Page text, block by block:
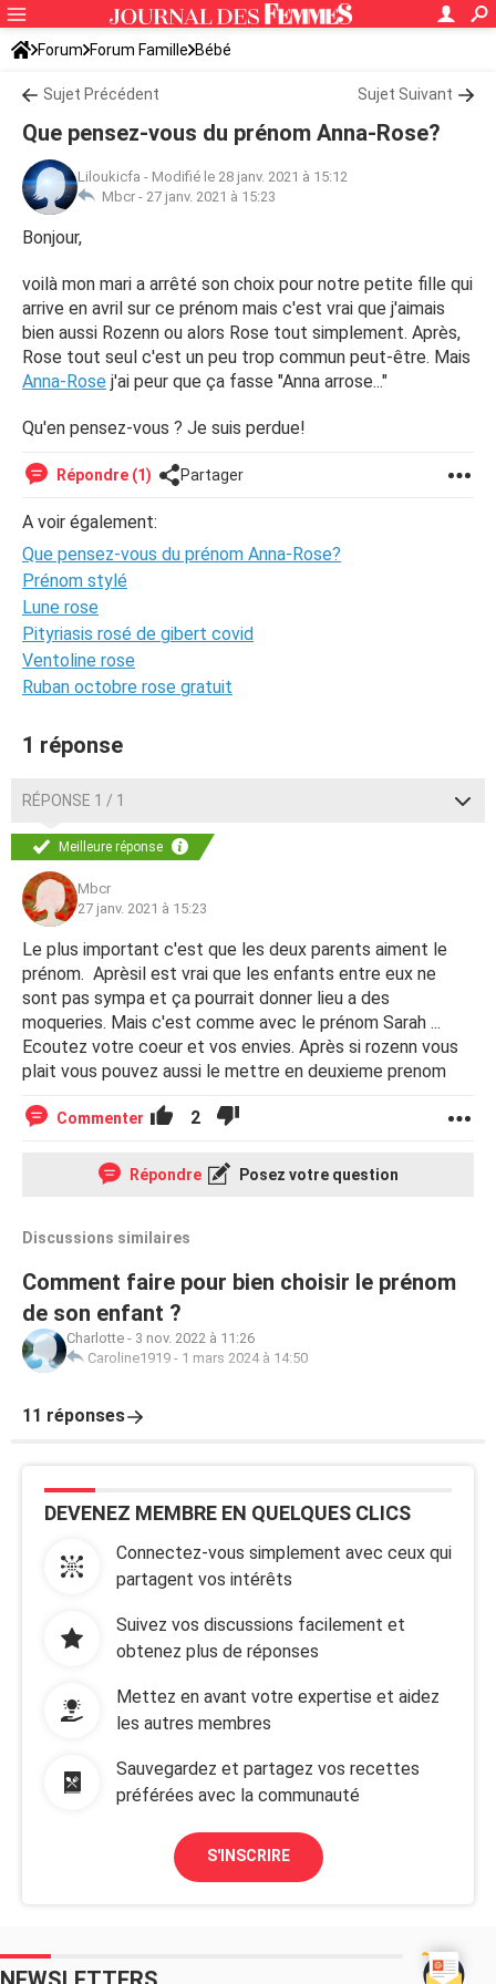
Forum Forum Famille Bébé
Sujet Précédent Sujet Suivant
Que pensez-vous du prénom Anna-Rose?
Liloukicfa - Modifié le 28 janv. 2021 à 15:12
Mbcr - 27 janv. 2021 à 15:23
Bonjour,
voilà mon mari a arrêté son choix pour notre petite fille qui
arrive en avril sur ce prénom mais c'est vrai que j'aimais
bien aussi Rozenn ou alors Rose tout simplement. Après,
Rose tout seul c'est un peu trop commun peut-être. Mais
Anna-Rose j'ai peur que ça fasse "Anna arrose..."
Qu'en pensez-vous ? Je suis perdue!
Répondre (1) Partager
A voir également:
Que pensez-vous du prénom Anna-Rose?
Prénom stylé
Lune rose
Pityriasis rosé de gibert covid
Ventoline rose
Ruban octobre rose gratuit
1 réponse
RÉPONSE 1 / 1
Meilleure réponse
Mbcr
27 janv. 2021 à 15:23
Le plus important c'est que les deux parents aiment le
prénom. Aprèsil est vrai que les enfants entre eux ne
sont pas sympa et ça pourrait donner lieu a des
moqueries. Mais c'est comme avec le prénom Sarah ...
Ecoutez votre coeur et vos envies. Après si rozenn vous
plait vous pouvez aussi le mettre en deuxieme prenom
Commenter 2
Répondre Posez votre question
Discussions similaires
Comment faire pour bien choisir le prénom
de son enfant ?
Charlotte - 3 nov. 2022 à 11:26
Caroline1919 - 1 mars 2024 à 14:50
11 réponses
DEVENEZ MEMBRE EN QUELQUES CLICS
Connectez-vous simplement avec ceux qui
partagent vos intérêts
Suivez vos discussions facilement et
obtenez plus de réponses
Mettez en avant votre expertise et aidez
les autres membres
Sauvegardez et partagez vos recettes
préférées avec la communauté
S'INSCRIRE